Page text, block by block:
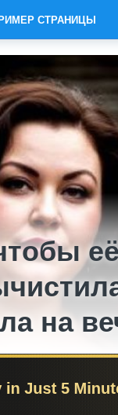
СТРАНИЦЫ
на